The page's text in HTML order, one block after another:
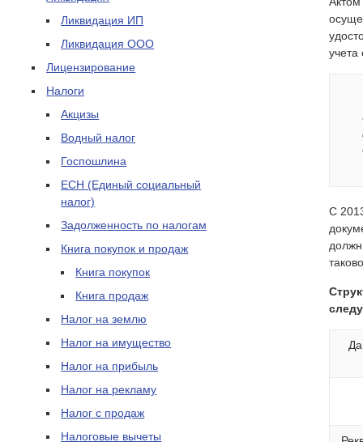
Ликвидация ИП
Ликвидация ООО
Лицензирование
Налоги
Акцизы
Водный налог
Госпошлина
ЕСН (Единый социальный
налог)
Задолженность по налогам
Книга покупок и продаж
Книга покупок
Книга продаж
Налог на землю
Налог на имущество
Налог на прибыль
Налог на рекламу
Налог с продаж
Налоговые вычеты
учета
С